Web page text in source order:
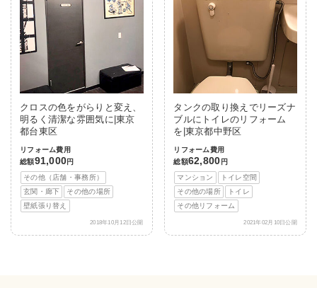
クロスの色をがらりと変え、
明るく清潔な雰囲気に|東京
都台東区
リフォーム費用
総額91,000円
その他（店舗・事務所）
玄関・廊下
その他の場所
壁紙張り替え
2018年10月12日公開
タンクの取り換えでリーズナ
ブルにトイレのリフォーム
を|東京都中野区
リフォーム費用
総額62,800 円
マンション
トイレ空間
その他の場所
トイレ
その他リフォーム
2021年02月10日公開